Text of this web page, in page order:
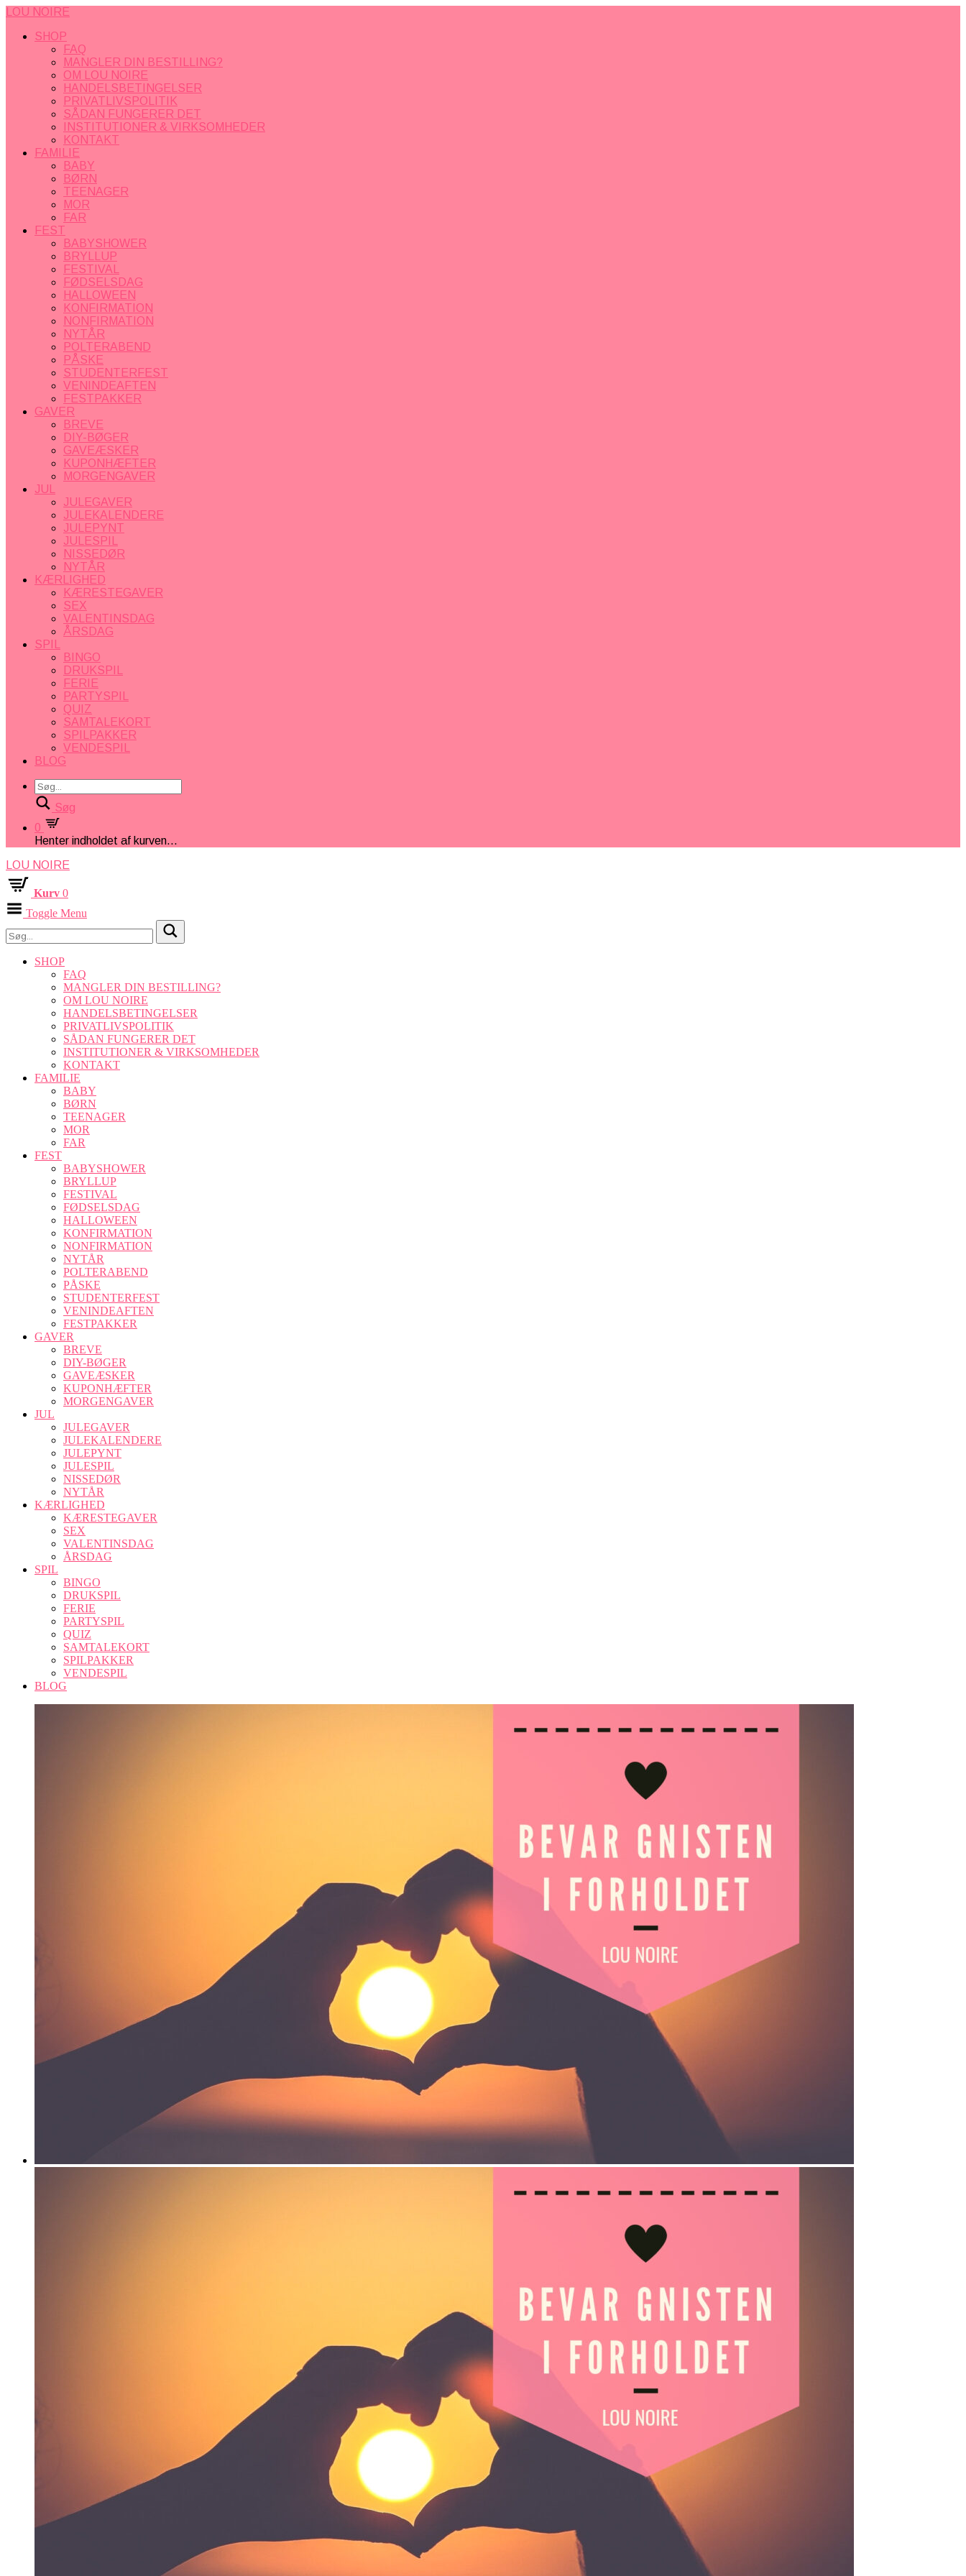
LOU NOIRE
SHOP
FAQ
MANGLER DIN BESTILLING?
OM LOU NOIRE
HANDELSBETINGELSER
PRIVATLIVSPOLITIK
SÅDAN FUNGERER DET
INSTITUTIONER & VIRKSOMHEDER
KONTAKT
FAMILIE
BABY
BØRN
TEENAGER
MOR
FAR
FEST
BABYSHOWER
BRYLLUP
FESTIVAL
FØDSELSDAG
HALLOWEEN
KONFIRMATION
NONFIRMATION
NYTÅR
POLTERABEND
PÅSKE
STUDENTERFEST
VENINDEAFTEN
FESTPAKKER
GAVER
BREVE
DIY-BØGER
GAVEÆSKER
KUPONHÆFTER
MORGENGAVER
JUL
JULEGAVER
JULEKALENDERE
JULEPYNT
JULESPIL
NISSEDØR
NYTÅR
KÆRLIGHED
KÆRESTEGAVER
SEX
VALENTINSDAG
ÅRSDAG
SPIL
BINGO
DRUKSPIL
FERIE
PARTYSPIL
QUIZ
SAMTALEKORT
SPILPAKKER
VENDESPIL
BLOG
Søg
0
Henter indholdet af kurven...
LOU NOIRE
Kurv 0
Toggle Menu
SHOP
FAQ
MANGLER DIN BESTILLING?
OM LOU NOIRE
HANDELSBETINGELSER
PRIVATLIVSPOLITIK
SÅDAN FUNGERER DET
INSTITUTIONER & VIRKSOMHEDER
KONTAKT
FAMILIE
BABY
BØRN
TEENAGER
MOR
FAR
FEST
BABYSHOWER
BRYLLUP
FESTIVAL
FØDSELSDAG
HALLOWEEN
KONFIRMATION
NONFIRMATION
NYTÅR
POLTERABEND
PÅSKE
STUDENTERFEST
VENINDEAFTEN
FESTPAKKER
GAVER
BREVE
DIY-BØGER
GAVEÆSKER
KUPONHÆFTER
MORGENGAVER
JUL
JULEGAVER
JULEKALENDERE
JULEPYNT
JULESPIL
NISSEDØR
NYTÅR
KÆRLIGHED
KÆRESTEGAVER
SEX
VALENTINSDAG
ÅRSDAG
SPIL
BINGO
DRUKSPIL
FERIE
PARTYSPIL
QUIZ
SAMTALEKORT
SPILPAKKER
VENDESPIL
BLOG